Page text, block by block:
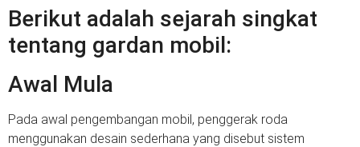
Berikut adalah sejarah singkat
tentang gardan mobil:
Awal Mula
Pada awal pengembangan mobil, penggerak roda
menggunakan desain sederhana yang disebut sistem